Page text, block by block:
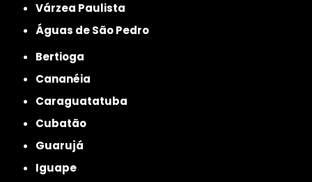
Várzea Paulista
Águas de São Pedro
Bertioga
Cananéia
Caraguatatuba
Cubatão
Guarujá
Iguape